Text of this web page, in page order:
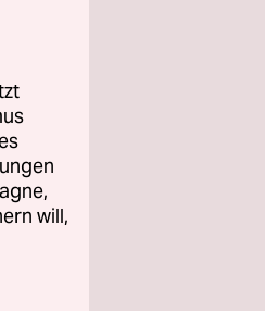
will,